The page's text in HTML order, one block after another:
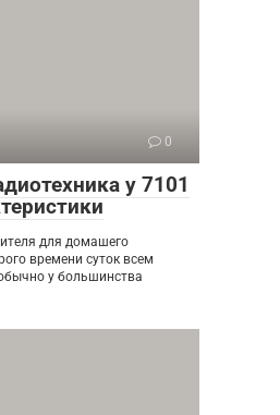
0
у 7101
для домашего
времени суток всем
у большинства